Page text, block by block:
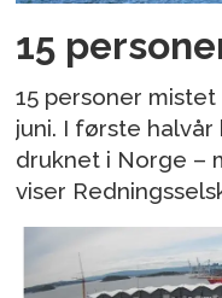
15
15 personer
juni. I første halvår
druknet i Norge –
viser